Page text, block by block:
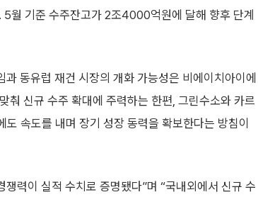
월 기준 수주잔고가 2조4000억원에 달해 향후 단계
동유럽 재건 시장의 개화 가능성은 비에이치아이에
춰 신규 수주 확대에 주력하는 한편, 그린수소와 카르
속도를 내며 장기 성장 동력을 확보한다는 방침이
력이 실적 수치로 증명됐다”며 “국내외에서 신규 수